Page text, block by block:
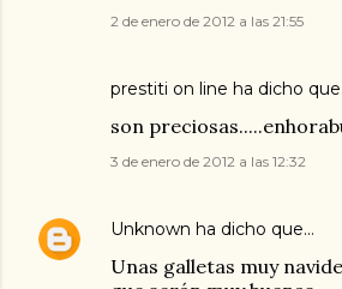
2 de enero de 2012 a las 21:55
prestiti on line ha dicho
son
3 de enero de 2012 a las 12:32
Unknown ha dicho que…
Unas galletas muy